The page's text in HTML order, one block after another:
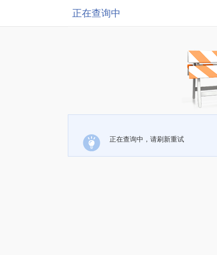
正在查询中
正在查询中，请刷新重试